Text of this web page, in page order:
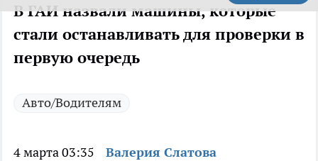
В ГАИ назвали машины, которые
стали останавливать для проверки в
первую очередь
Авто/Водителям
4 марта 03:35 Валерия Слатова